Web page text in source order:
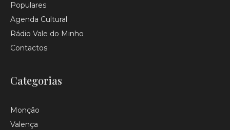
Populares
Agenda Cultural
Rádio Vale do Minho
Contactos
Categorias
Monção
Valença